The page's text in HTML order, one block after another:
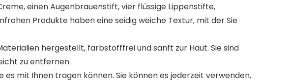
einen Augenbrauenstift, vier flüssige Lippenstifte,
Produkte haben eine seidig weiche Textur, mit der Sie
hergestellt, farbstofffrei und sanft zur Haut. Sie sind
zu entfernen.
es mit Ihnen tragen können. Sie können es jederzeit verwenden,